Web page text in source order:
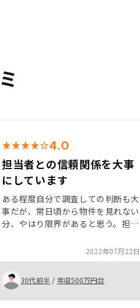
4.0
担当者との信頼関係を大事
にしています
ある程度自分で調査しての判断も大
事だが、常日頃から物件を見れない
分、やはり限界があると思う。担当
と思う部分を補ってくれる、真摯に
対応してくれるのがやはり購入には
決め手となった
2022年07月22日
30代前半 / 年収500万円台